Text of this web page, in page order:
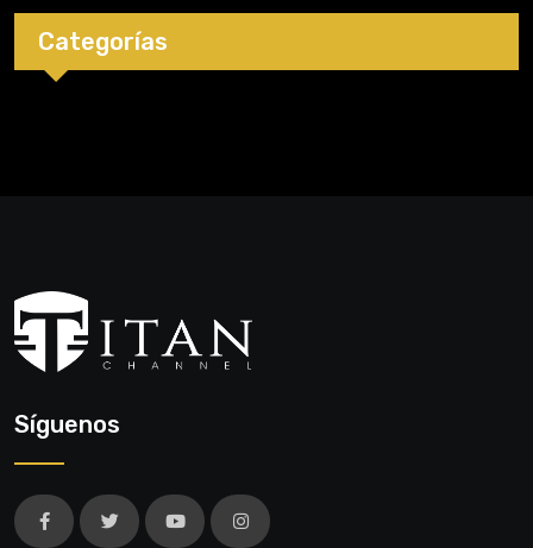
Categorías
Síguenos